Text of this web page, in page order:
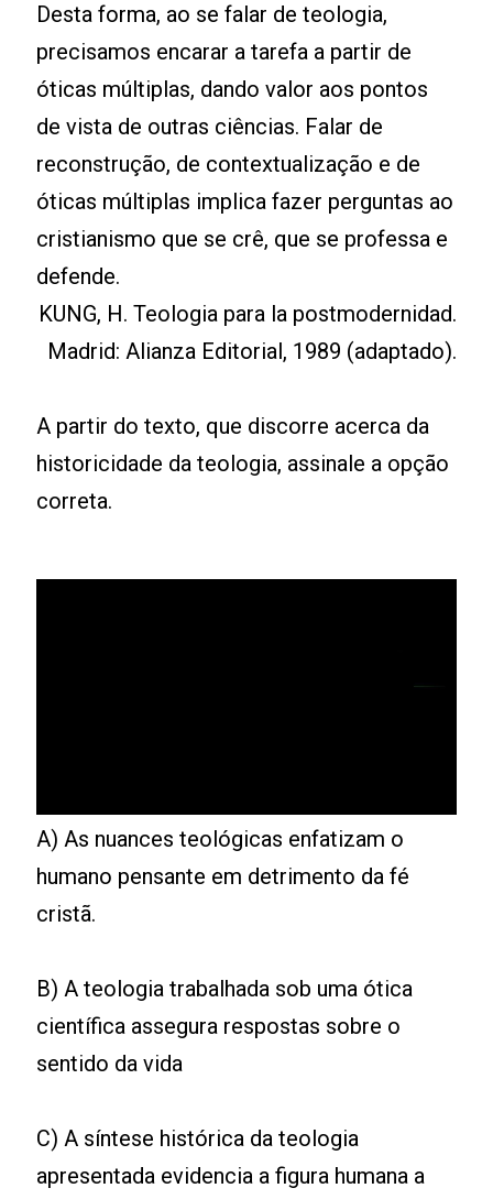
Desta forma, ao se falar de teologia,
precisamos encarar a tarefa a partir de
óticas múltiplas, dando valor aos pontos
de vista de outras ciências. Falar de
reconstrução, de contextualização e de
óticas múltiplas implica fazer perguntas ao
cristianismo que se crê, que se professa e
defende.
KUNG, H. Teologia para la postmodernidad.
Madrid: Alianza Editorial, 1989 (adaptado).
A partir do texto, que discorre acerca da
historicidade da teologia, assinale a opção
correta.
A) As nuances teológicas enfatizam o
humano pensante em detrimento da fé
cristã.
B) A teologia trabalhada sob uma ótica
científica assegura respostas sobre o
sentido da vida
C) A síntese histórica da teologia
apresentada evidencia a figura humana a